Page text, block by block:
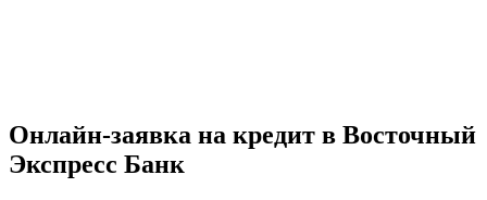
Онлайн-заявка на кредит в Восточный
Экспресс Банк